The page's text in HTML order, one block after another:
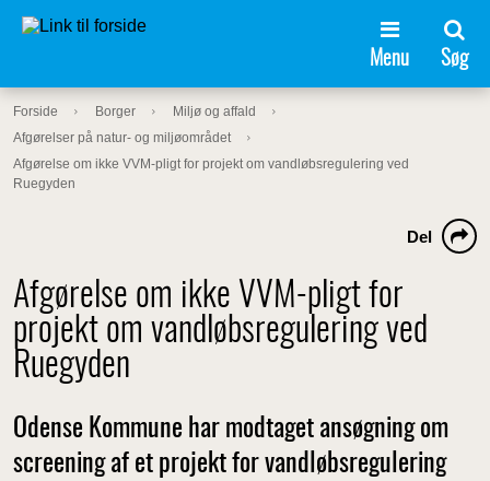
Menu Søg
Forside Borger
Miljø og affald
Afgørelser på natur- og miljøområdet
Afgørelse om ikke VVM-pligt for projekt om vandløbsregulering ved
Ruegyden
Afgørelse om ikke VVM-pligt for
projekt om vandløbsregulering ved
Ruegyden
Del
Odense Kommune har modtaget ansøgning om
screening af et projekt for vandløbsregulering